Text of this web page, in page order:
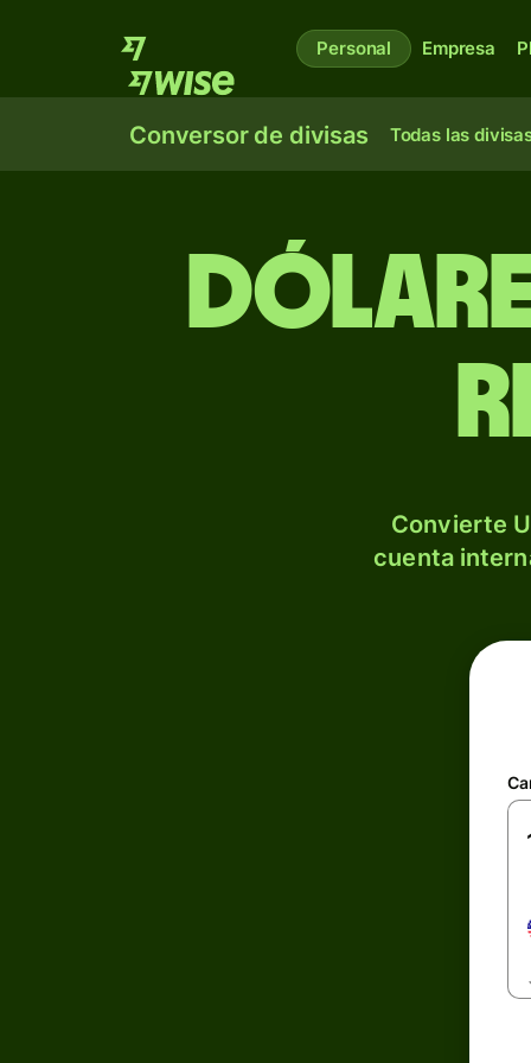
Personal Empresa
Conversor de divisas Todas las
Convierte
cuenta